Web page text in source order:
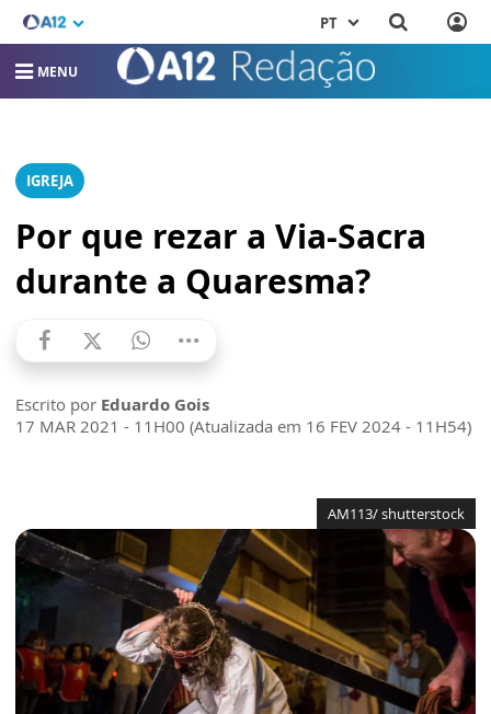
PT
MENU
IGREJA
Por que rezar a Via-Sacra
durante a Quaresma?
Escrito por Eduardo Gois
17 MAR 2021 - 11H00 (Atualizada em 16 FEV 2024 - 11H54)
AM113/ shutterstock